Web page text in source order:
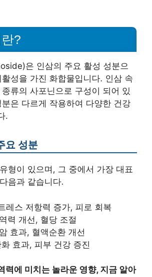
?
은 인삼의 주요 활성 성분으
성을 가진 화합물입니다. 인삼 속
류의 사포닌으로 구성이 되어 있
은 다르게 작용하여 다양한 건강
.
요 성분
형이 있으며, 그 중에서 가장 대표
음과 같습니다.
레스 저항력 증가, 피로 회복
력 개선, 혈당 조절
효과, 혈액순환 개선
효과, 피부 건강 증진
력에 미치는 놀라운 영향, 지금 알아